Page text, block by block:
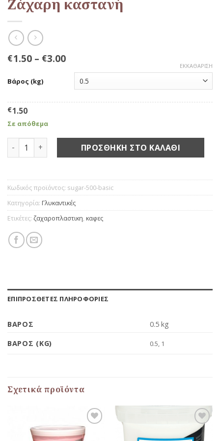
Ζάχαρη καστανή
€1.50– €3.00
Βάρος (kg)
ΕΚΚΑΘΆΡΙΣΗ
€1.50
Σε απόθεμα
Ζάχαρη καστανή ποσότηταΠΡΟΣΘΉΚΗ ΣΤΟ ΚΑΛΆΘΙ
Κωδικός προϊόντος: sugar-500-basic
Κατηγορία: Γλυκαντικές
Ετικέτες: ζαχαροπλαστικη, καφες
ΕΠΙΠΡΌΣΘΕΤΕΣ ΠΛΗΡΟΦΟΡΊΕΣ
ΒΆΡΟΣ 0.5 kg
ΒΆΡΟΣ (KG) 0.5, 1
Σχετικά προϊόντα
Προσθήκη
στη Λίστα
Προσθήκη
στη Λίστα